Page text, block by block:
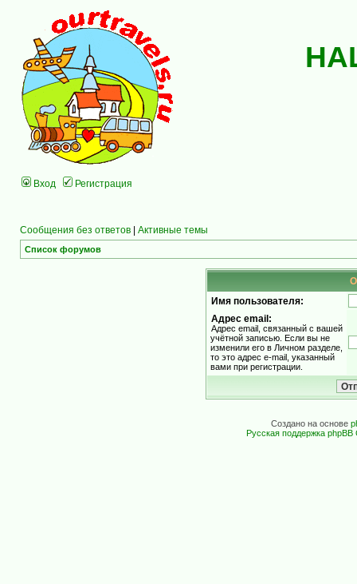
Вход Регистрация
Сообщения без ответов | Активные темы
Список форумов
Имя пользователя:
Адрес email:
Адрес email, связанный с вашей
учётной записью. Если вы не
изменили его в Личном разделе,
то это адрес e-mail, указанный
вами при регистрации.
Создано на основе
Русская поддержка phpBB